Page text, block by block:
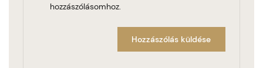
hozzászólásomhoz.